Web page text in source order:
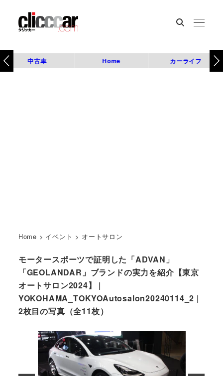
中古車 Home カーライフ
Home > イベント > オートサロン
モータースポーツで証明した「ADVAN」
「GEOLANDAR」ブランドの実力を紹介【東京
オートサロン2024】 |
YOKOHAMA_TOKYOAutosalon20240114_2 |
2枚目の写真（全11枚）